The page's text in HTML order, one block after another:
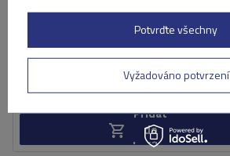
5 229,00 Kčs DPH
Produkt dostupný ve velkém množství
Již nyní zašleme11. srpna
Přidat
do
košíku
Vyžadováno potvrzení
Potvrďte všechny